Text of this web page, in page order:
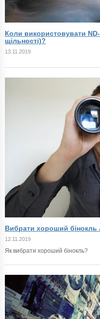
Коли використовувати
щільності)?
13.11.2019
Вибрати хороший бінокль
12.11.2019
Як вибрати хороший бінокль?